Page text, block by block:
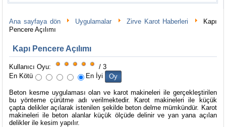
Ana sayfaya dön Uygulamalar Zirve Karot Haberleri
Kapı
Pencere Açılımı
Kapı Pencere Açılımı
Kullanıcı Oyu:
/ 3
En Kötü
En İyi
Beton kesme uygulaması olan ve karot makineleri ile gerçekleştirilen
bu yönteme çürütme adı verilmektedir. Karot makineleri ile küçük
çapta delikler açılarak istenilen şekilde beton delme mümkündür. Karot
makineleri ile beton alanlar küçük ölçüde delinir ve yan yana açılan
delikler ile kesim yapılır.